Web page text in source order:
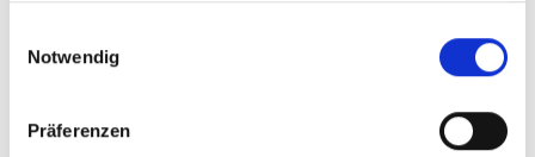
Notwendig
Präferenzen
werden regelmäßig auf den sozialen Netzwerken
LinkedIn), der IKI-CA-C-Webseite sowie im IKI-
Newsletter für Zentralamerika und die Karibik